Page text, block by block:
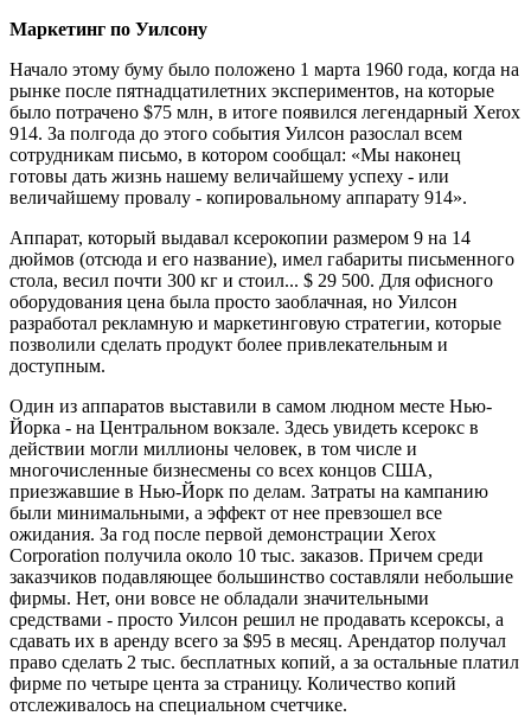
Маркетинг по Уилсону
Начало этому буму было положено 1 марта 1960 года, когда на
рынке после пятнадцатилетних экспериментов, на которые
было потрачено $75 млн, в итоге появился легендарный Xerox
914. За полгода до этого события Уилсон разослал всем
сотрудникам письмо, в котором сообщал: «Мы наконец
готовы дать жизнь нашему величайшему успеху - или
величайшему провалу - копировальному аппарату 914».
Аппарат, который выдавал ксерокопии размером 9 на 14
дюймов (отсюда и его название), имел габариты письменного
стола, весил почти 300 кг и стоил... $ 29 500. Для офисного
оборудования цена была просто заоблачная, но Уилсон
разработал рекламную и маркетинговую стратегии, которые
позволили сделать продукт более привлекательным и
доступным.
Один из аппаратов выставили в самом людном месте Нью-
Йорка - на Центральном вокзале. Здесь увидеть ксерокс в
действии могли миллионы человек, в том числе и
многочисленные бизнесмены со всех концов США,
приезжавшие в Нью-Йорк по делам. Затраты на кампанию
были минимальными, а эффект от нее превзошел все
ожидания. За год после первой демонстрации Xerox
Corporation получила около 10 тыс. заказов. Причем среди
заказчиков подавляющее большинство составляли небольшие
фирмы. Нет, они вовсе не обладали значительными
средствами - просто Уилсон решил не продавать ксероксы, а
сдавать их в аренду всего за $95 в месяц. Арендатор получал
право сделать 2 тыс. бесплатных копий, а за остальные платил
фирме по четыре цента за страницу. Количество копий
отслеживалось на специальном счетчике.